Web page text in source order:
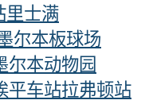
里士满
尔本板球场
尔本动物园
平车站拉弗顿站